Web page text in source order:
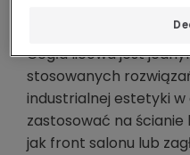
Cegła licowa jest
stosowanych
industrialnej estetyki w
zastosować na ścianie
jak front salonu lub